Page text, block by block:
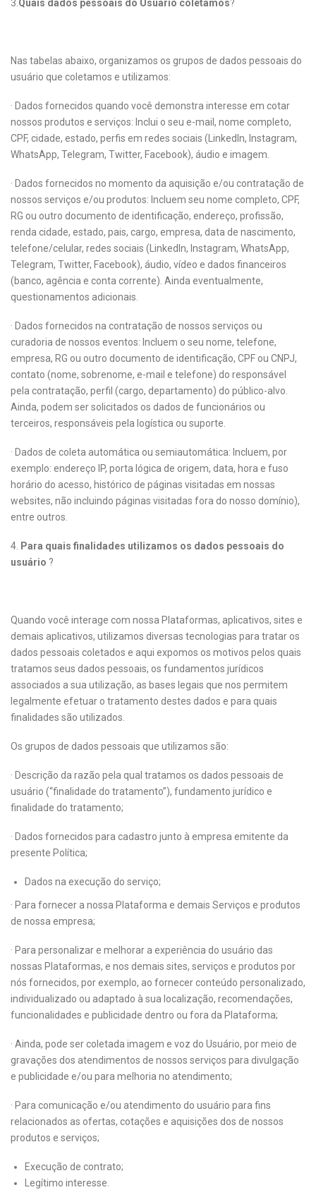
3. Quais dados pessoais do Usuário coletamos?
Nas tabelas abaixo, organizamos os grupos de dados pessoais do
usuário que coletamos e utilizamos:
· Dados fornecidos quando você demonstra interesse em cotar
nossos produtos e serviços: Inclui o seu e-mail, nome completo,
CPF, cidade, estado, perfis em redes sociais (LinkedIn, Instagram,
WhatsApp, Telegram, Twitter, Facebook), áudio e imagem.
· Dados fornecidos no momento da aquisição e/ou contratação de
nossos serviços e/ou produtos: Incluem seu nome completo, CPF,
RG ou outro documento de identificação, endereço, profissão,
renda cidade, estado, pais, cargo, empresa, data de nascimento,
telefone/celular, redes sociais (LinkedIn, Instagram, WhatsApp,
Telegram, Twitter, Facebook), áudio, vídeo e dados financeiros
(banco, agência e conta corrente). Ainda eventualmente,
questionamentos adicionais.
· Dados fornecidos na contratação de nossos serviços ou
curadoria de nossos eventos: Incluem o seu nome, telefone,
empresa, RG ou outro documento de identificação, CPF ou CNPJ,
contato (nome, sobrenome, e-mail e telefone) do responsável
pela contratação, perfil (cargo, departamento) do público-alvo.
Ainda, podem ser solicitados os dados de funcionários ou
terceiros, responsáveis pela logística ou suporte.
· Dados de coleta automática ou semiautomática: Incluem, por
exemplo: endereço IP, porta lógica de origem, data, hora e fuso
horário do acesso, histórico de páginas visitadas em nossas
websites, não incluindo páginas visitadas fora do nosso domínio),
entre outros.
4. Para quais finalidades utilizamos os dados pessoais do
usuário ?
Quando você interage com nossa Plataformas, aplicativos, sites e
demais aplicativos, utilizamos diversas tecnologias para tratar os
dados pessoais coletados e aqui expomos os motivos pelos quais
tratamos seus dados pessoais, os fundamentos jurídicos
associados a sua utilização, as bases legais que nos permitem
legalmente efetuar o tratamento destes dados e para quais
finalidades são utilizados.
Os grupos de dados pessoais que utilizamos são:
· Descrição da razão pela qual tratamos os dados pessoais de
usuário (“finalidade do tratamento”), fundamento jurídico e
finalidade do tratamento;
· Dados fornecidos para cadastro junto à empresa emitente da
presente Política;
Dados na execução do serviço;
· Para fornecer a nossa Plataforma e demais Serviços e produtos
de nossa empresa;
· Para personalizar e melhorar a experiência do usuário das
nossas Plataformas, e nos demais sites, serviços e produtos por
nós fornecidos, por exemplo, ao fornecer conteúdo personalizado,
individualizado ou adaptado à sua localização, recomendações,
funcionalidades e publicidade dentro ou fora da Plataforma;
· Ainda, pode ser coletada imagem e voz do Usuário, por meio de
gravações dos atendimentos de nossos serviços para divulgação
e publicidade e/ou para melhoria no atendimento;
· Para comunicação e/ou atendimento do usuário para fins
relacionados as ofertas, cotações e aquisições dos de nossos
produtos e serviços;
Execução de contrato;
Legítimo interesse.